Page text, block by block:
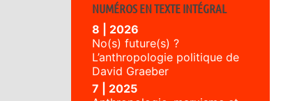
NUMÉROS EN TEXTE INTÉGRAL
8 | 2026
No(s) future(s) ?
L’anthropologie politique de
David Graeber
7 | 2025